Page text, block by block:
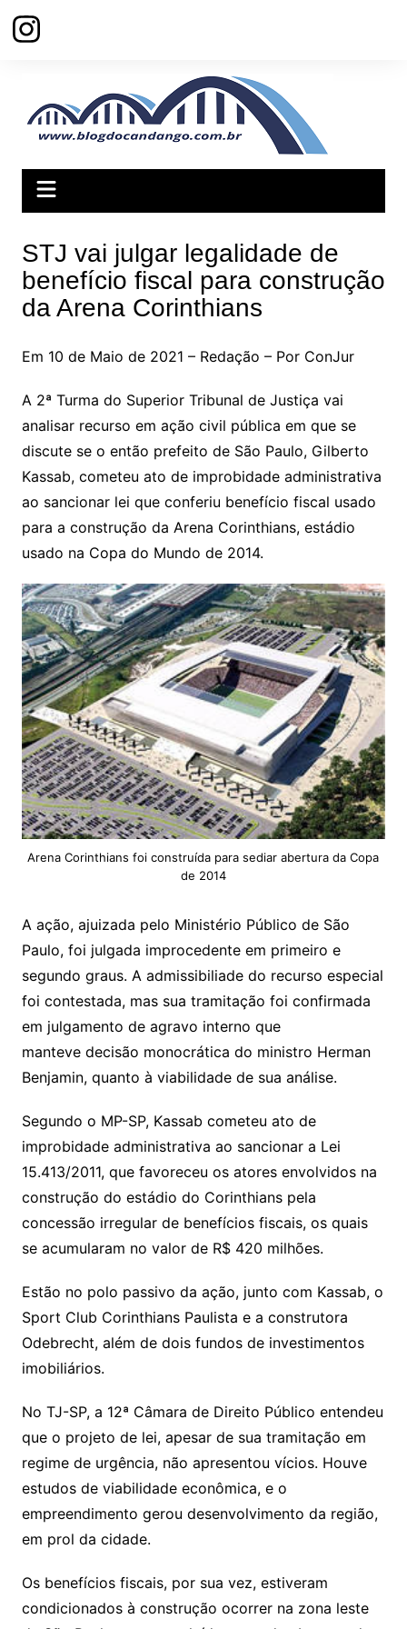
para
STJ vai julgar legalidade de
benefício fiscal para construção
da Arena Corinthians
Em 10 de Maio de 2021 – Redação – Por ConJur
A 2ª Turma do Superior Tribunal de Justiça vai
analisar recurso em ação civil pública em que se
discute se o então prefeito de São Paulo, Gilberto
Kassab, cometeu ato de improbidade administrativa
ao sancionar lei que conferiu benefício fiscal usado
para a construção da Arena Corinthians, estádio
usado na Copa do Mundo de 2014.
Arena Corinthians foi construída para sediar abertura da Copa
de 2014
A ação, ajuizada pelo Ministério Público de São
Paulo, foi julgada improcedente em primeiro e
segundo graus. A admissibiliade do recurso especial
foi contestada, mas sua tramitação foi confirmada
em julgamento de agravo interno que
manteve decisão monocrática do ministro Herman
Benjamin, quanto à viabilidade de sua análise.
Segundo o MP-SP, Kassab cometeu ato de
improbidade administrativa ao sancionar a Lei
15.413/2011, que favoreceu os atores envolvidos na
construção do estádio do Corinthians pela
concessão irregular de benefícios fiscais, os quais
se acumularam no valor de R$ 420 milhões.
Estão no polo passivo da ação, junto com Kassab, o
Sport Club Corinthians Paulista e a construtora
Odebrecht, além de dois fundos de investimentos
imobiliários.
No TJ-SP, a 12ª Câmara de Direito Público entendeu
que o projeto de lei, apesar de sua tramitação em
regime de urgência, não apresentou vícios. Houve
estudos de viabilidade econômica, e o
empreendimento gerou desenvolvimento da região,
em prol da cidade.
Os benefícios fiscais, por sua vez, estiveram
condicionados à construção ocorrer na zona leste